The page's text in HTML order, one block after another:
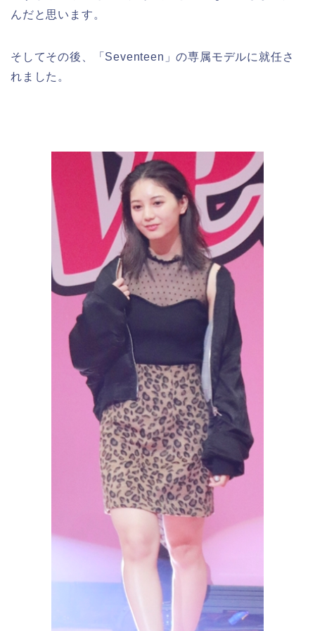
んだと思います。
そしてその後、「Seventeen」の専属モデルに就任さ
れました。